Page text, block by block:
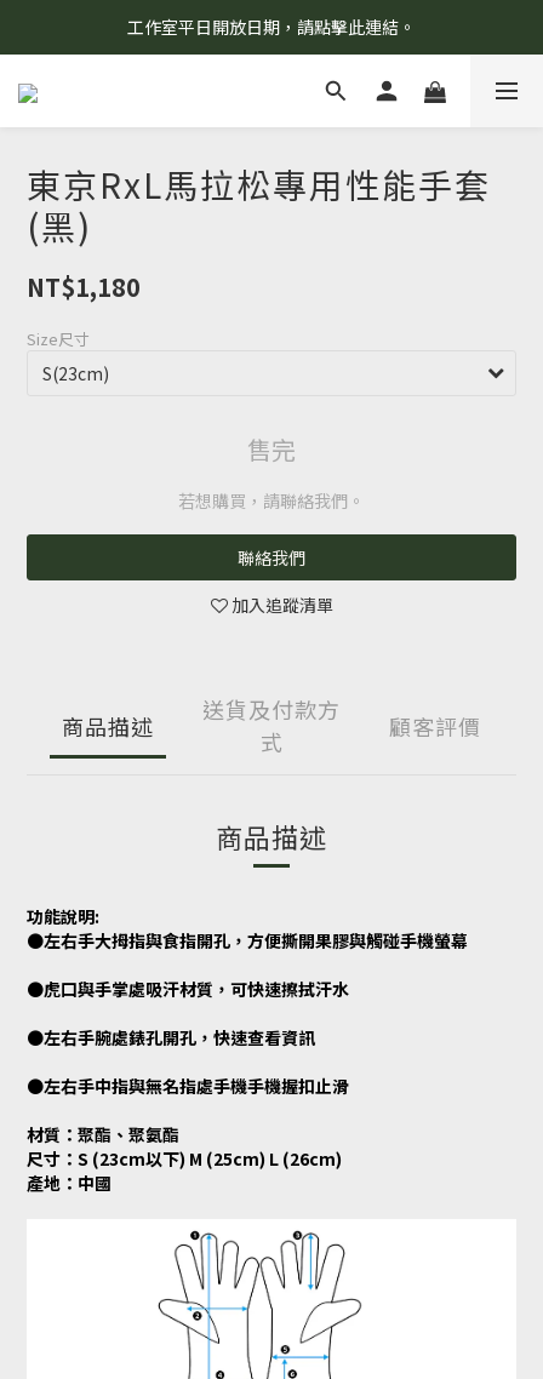
8/7 當天暫停開放工作室。請見諒！
工作室平日開放日期，請點擊此連結。
柯氏野生活推薦商品預購連結，請點此進入！
東京RxL馬拉松專用性能手套
(黑)
NT$1,180
Size尺寸
售完
若想購買，請聯絡我們。
聯絡我們
加入追蹤清單
商品描述
送貨及付款方
式
顧客評價
商品描述
功能說明:
●左右手大拇指與食指開孔，方便撕開果膠與觸碰手機螢幕
●虎口與手掌處吸汗材質，可快速擦拭汗水
●左右手腕處錶孔開孔，快速查看資訊
●左右手中指與無名指處手機手機握扣止滑
材質：聚酯、聚氨酯
尺寸：S (23cm以下) M (25cm) L (26cm)
產地：中國